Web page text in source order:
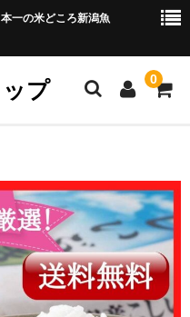
一の米どころ新潟魚
プ 0